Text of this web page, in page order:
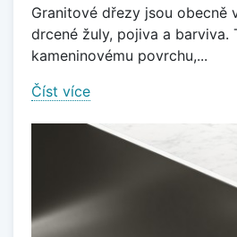
Granitové dřezy jsou obecně
drcené žuly, pojiva a barviva.
kameninovému povrchu,...
Číst více